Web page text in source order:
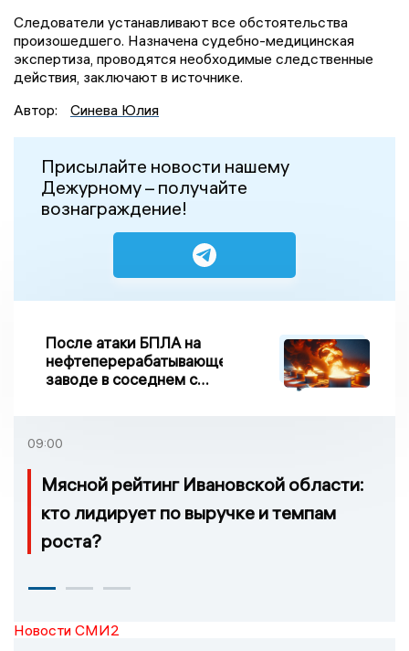
Следователи устанавливают все обстоятельства
произошедшего. Назначена судебно-медицинская
экспертиза, проводятся необходимые следственные
действия, заключают в источнике.
Автор:
Синева Юлия
Присылайте новости нашему
Дежурному – получайте
вознаграждение!
После атаки БПЛА на
нефтеперерабатывающем
заводе в соседнем с
09:00
Мясной рейтинг Ивановской области:
кто лидирует по выручке и темпам
роста?
Новости СМИ2